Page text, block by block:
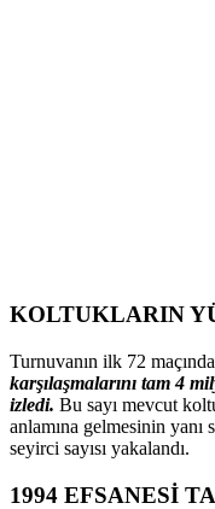
KOLTUKLARIN
Turnuvanın ilk 72
karşılaşmalarını tam 4
izledi. Bu sayı mevcut
anlamına gelmesinin yanı
seyirci sayısı yakalandı.
1994 EFSANESİ